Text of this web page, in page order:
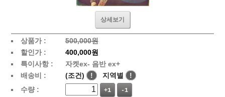
상세보기
상품가 :
500,000원
할인가 :
400,000원
특이사항 :
자켓ex- 음반 ex+
배송비 :
(조건) ! 지역별
!
수량 :
+1 -1